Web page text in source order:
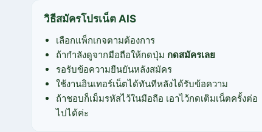
วิธีสมัครโปรเน็ต AIS
เลือกแพ็กเกจตามต้องการ
ถ้ากำลังดูจากมือถือให้กดปุ่ม กดสมัครเลย
รอรับข้อความยืนยันหลังสมัคร
ใช้งานอินเทอร์เน็ตได้ทันทีหลังได้รับข้อความ
ถ้าชอบก็เม็มรหัสไว้ในมือถือ เอาไว้กดเติมเน็ตครั้งต่อ
ไปได้ค่ะ